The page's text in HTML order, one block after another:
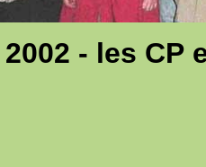
2002 - les CP